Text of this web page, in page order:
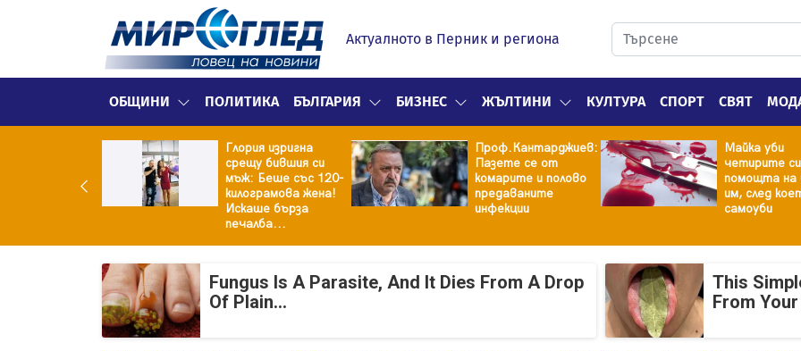
Актуалното в Перник и региона
ОБЩИНИ ПОЛИТИКА БЪЛГАРИЯ БИЗНЕС ЖЪЛТИНИ КУЛТУРА СПОРТ СВЯТ
Глория изригна
срещу бившия си
мъж: Беше със 120-
килограмова жена!
Искаше бърза
печалба...
Проф.Кантарджиев:
Пазете се от
комарите и полово
предаваните
инфекции
Майка уби
четирите
помощта на
им, след
самоуби
Fungus Is A Parasite, And It Dies From A Drop
Of Plain...
This
From